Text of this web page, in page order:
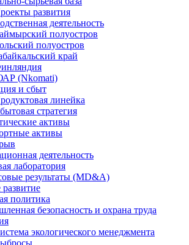
развития
деятельность
полуостров
полуостров
край
(Nkomati)
и сбыт
линейка
стратегия
активы
активы
деятельность
лаборатория
результаты (MD&A)
политика
безопасность и охрана труда
экологического менеджмента